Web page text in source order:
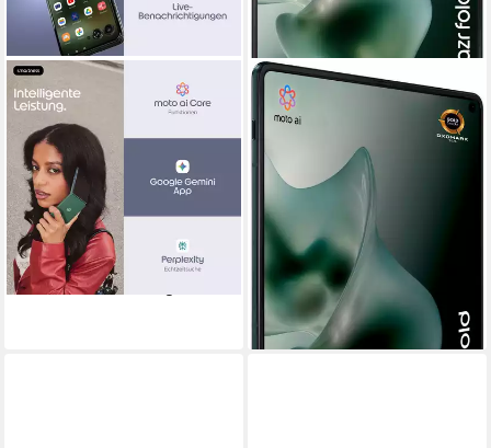
razr 70 plus Smartphone
17,53 cm/6,9 Zoll Bildschirmdiagonale
512 GB
Speicherkapazität
50 MP Kamera
Produktdatenblatt
ab 949,33 € UVP1.149,00 €
27,56 € mtl. in 48 Raten
-17%
lieferbar - in 3-4 Werktagen bei dir
MOTOROLA
razr fold Smartphone
Bildschirmdiagonale
Speicherkapazität
50 MP
Kamera
ab 1.688,54 € UVP
49,02 €mtl. in 48 Raten
-16%
lieferbar - in 3-4 Werktagen bei dir